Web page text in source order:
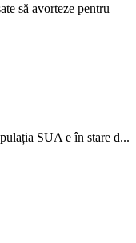
să avorteze pentru
SUA e în stare d...